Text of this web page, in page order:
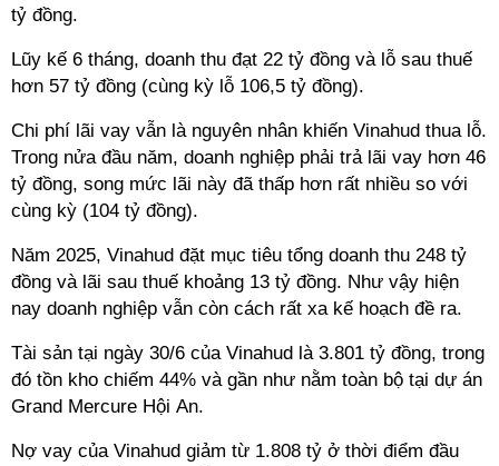
tỷ đồng.
Lũy kế 6 tháng, doanh thu đạt 22 tỷ đồng và lỗ sau thuế
hơn 57 tỷ đồng (cùng kỳ lỗ 106,5 tỷ đồng).
Chi phí lãi vay vẫn là nguyên nhân khiến Vinahud thua lỗ.
Trong nửa đầu năm, doanh nghiệp phải trả lãi vay hơn 46
tỷ đồng, song mức lãi này đã thấp hơn rất nhiều so với
cùng kỳ (104 tỷ đồng).
Năm 2025, Vinahud đặt mục tiêu tổng doanh thu 248 tỷ
đồng và lãi sau thuế khoảng 13 tỷ đồng. Như vậy hiện
nay doanh nghiệp vẫn còn cách rất xa kế hoạch đề ra.
Tài sản tại ngày 30/6 của Vinahud là 3.801 tỷ đồng, trong
đó tồn kho chiếm 44% và gần như nằm toàn bộ tại dự án
Grand Mercure Hội An.
Nợ vay của Vinahud giảm từ 1.808 tỷ ở thời điểm đầu